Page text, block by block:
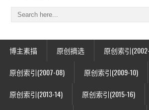
博主素描 原创摘选 原创索引
原创索引(2007-08) 原创索引(2009-10)
原创索引(2013-14) 原创索引(2015-16)